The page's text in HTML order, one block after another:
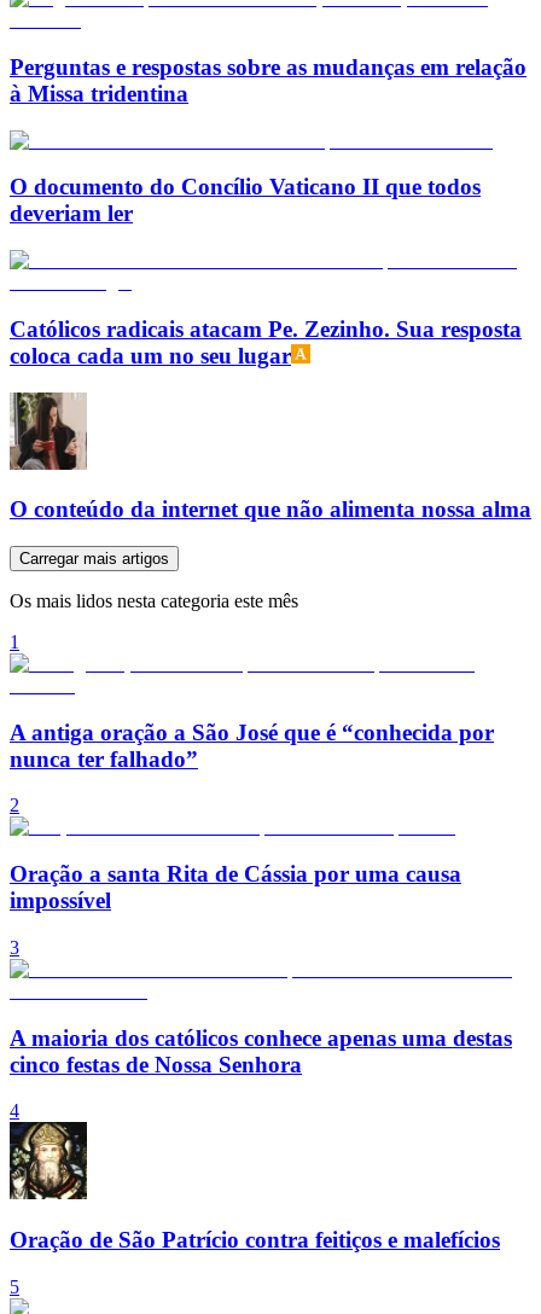
Perguntas e respostas sobre as mudanças em relação
à Missa tridentina
O documento do Concílio Vaticano II que todos
deveriam ler
Católicos radicais atacam Pe. Zezinho. Sua resposta
coloca cada um no seu lugar
O conteúdo da internet que não alimenta nossa alma
Carregar mais artigos
Os mais lidos nesta categoria este mês
1
A antiga oração a São José que é “conhecida por
nunca ter falhado”
2
Oração a santa Rita de Cássia por uma causa
impossível
3
A maioria dos católicos conhece apenas uma destas
cinco festas de Nossa Senhora
4
Oração de São Patrício contra feitiços e malefícios
5